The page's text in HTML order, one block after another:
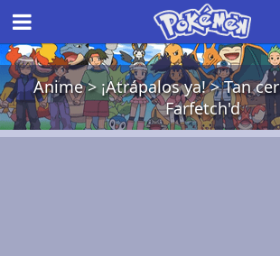
Anime> ¡Atrápalos ya!>Tan
Farfetch'd